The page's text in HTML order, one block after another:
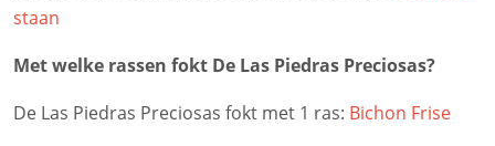
staan
Met welke rassen fokt De Las Piedras Preciosas?
De Las Piedras Preciosas fokt met 1 ras: Bichon Frise